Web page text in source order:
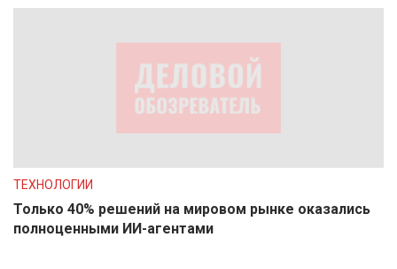
ТЕХНОЛОГИИ
Только 40% решений на мировом рынке оказались
полноценными ИИ-агентами